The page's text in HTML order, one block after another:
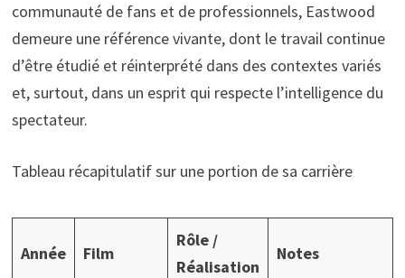
communauté de fans et de professionnels, Eastwood
demeure une référence vivante, dont le travail continue
d’être étudié et réinterprété dans des contextes variés
et, surtout, dans un esprit qui respecte l’intelligence du
spectateur.
Tableau récapitulatif sur une portion de sa carrière
Année Film
Rôle /
Réalisation
Notes